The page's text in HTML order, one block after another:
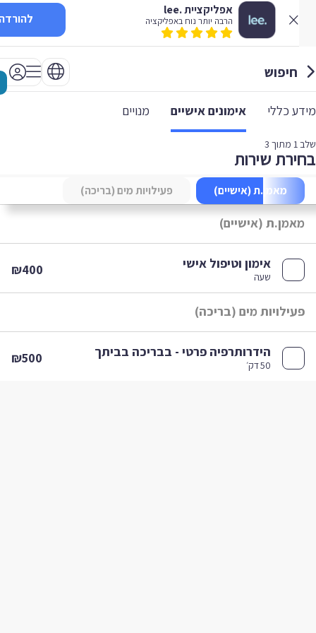
אפליקציית .lee
הרבה יותר נוח באפליקציה להורדה
חיפוש
כללי אימונים אישיים מנויים
1מתוך 3
שירות
מאמן.ת (אישיים) פעילויות מים (בריכה)
(אישיים)
אימון וטיפול אישי
שעה ₪400
מים (בריכה)
הידרותרפיה פרטי - בבריכה בביתך
50 דק׳ ₪500